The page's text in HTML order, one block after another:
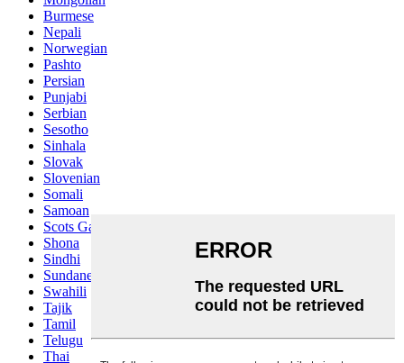
Burmese
Nepali
Norwegian
Pashto
Persian
Punjabi
Serbian
Sesotho
Sinhala
Slovak
Slovenian
Somali
Samoan
Scots Gaelic
Shona
Sindhi
Sundanese
Swahili
Tajik
Tamil
Telugu
Thai